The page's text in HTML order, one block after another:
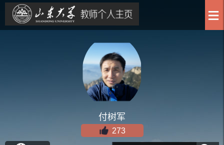
付树军
273